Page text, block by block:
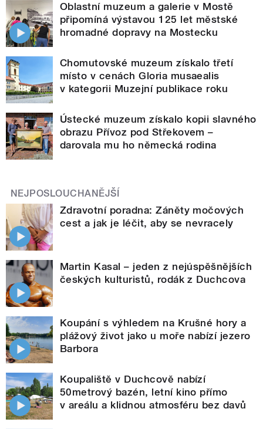
Oblastní muzeum a galerie v Mostě
připomíná výstavou 125 let městské
hromadné dopravy na Mostecku
Chomutovské muzeum získalo třetí
místo v cenách Gloria musaealis
v kategorii Muzejní publikace roku
Ústecké muzeum získalo kopii slavného
obrazu Přívoz pod Střekovem –
darovala mu ho německá rodina
NEJPOSLOUCHANĚJŠÍ
Zdravotní poradna: Záněty močových
cest a jak je léčit, aby se nevracely
Martin Kasal – jeden z nejúspěšnějších
českých kulturistů, rodák z Duchcova
Koupání s výhledem na Krušné hory a
plážový život jako u moře nabízí jezero
Barbora
Koupaliště v Duchcově nabízí
50metrový bazén, letní kino přímo
v areálu a klidnou atmosféru bez davů